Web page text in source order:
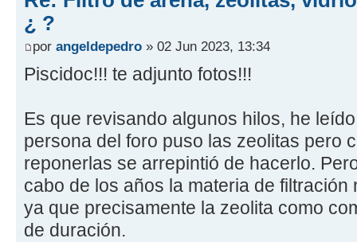
¿ ?
por angeldepedro » 02 Jun 2023, 13:34
Piscidoc!!! te adjunto fotos!!!
Es que revisando algunos hilos, he
persona del foro puso las zeolitas pero
reponerlas se arrepintió de hacerlo.
cabo de los años la materia de
ya que precisamente la zeolita como
de duración.